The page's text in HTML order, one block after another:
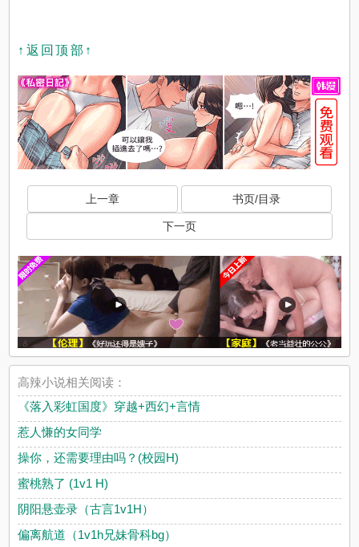
↑返回顶部↑
上一章 书页/目录
下一页
高辣小说相关阅读：
《落入彩虹国度》穿越+西幻+言情
惹人慊的女同学
操你，还需要理由吗？(校园H)
蜜桃熟了 (1v1 H)
阴阳悬壶录（古言1v1H）
偏离航道（1v1h兄妹骨科bg）